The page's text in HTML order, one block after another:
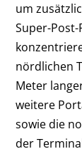
um
Super-
nördlichen
Meter
weitere
sowie die
der